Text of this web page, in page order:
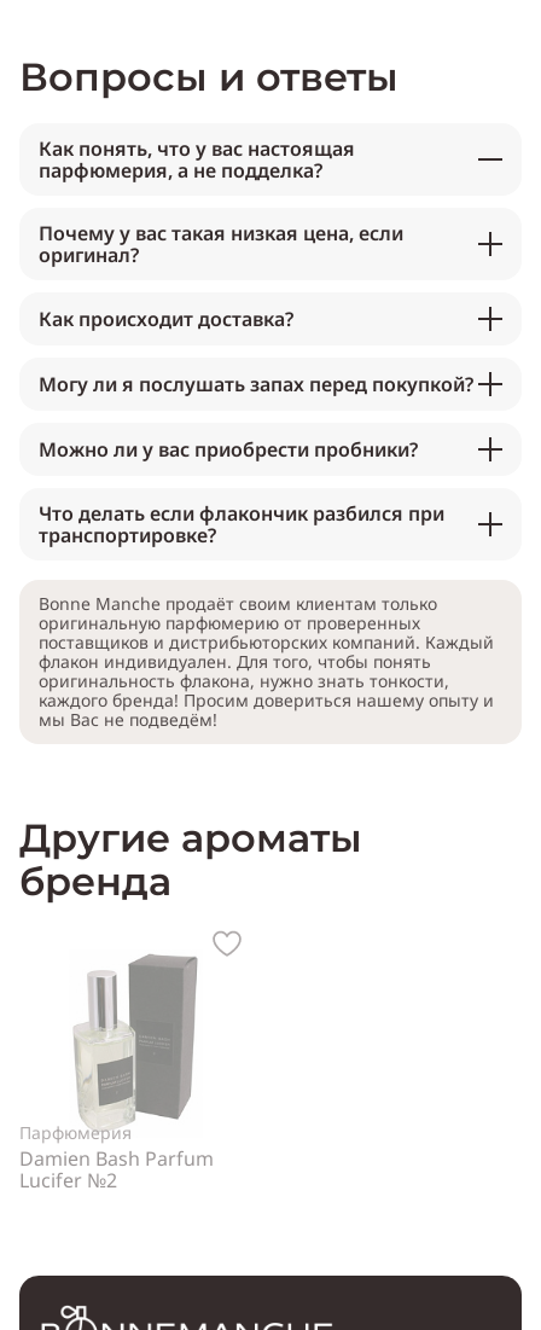
Вопросы и ответы
Как понять, что у вас настоящая
парфюмерия, а не подделка?
Почему у вас такая низкая цена, если
оригинал?
Как происходит доставка?
Могу ли я послушать запах перед покупкой?
Можно ли у вас приобрести пробники?
Что делать если флакончик разбился при
транспортировке?
Bonne Manche продаёт своим клиентам только
оригинальную парфюмерию от проверенных
поставщиков и дистрибьюторских компаний. Каждый
флакон индивидуален. Для того, чтобы понять
оригинальность флакона, нужно знать тонкости,
каждого бренда! Просим довериться нашему опыту и
мы Вас не подведём!
Другие ароматы
бренда
Парфюмерия
Damien Bash Parfum
Lucifer №2